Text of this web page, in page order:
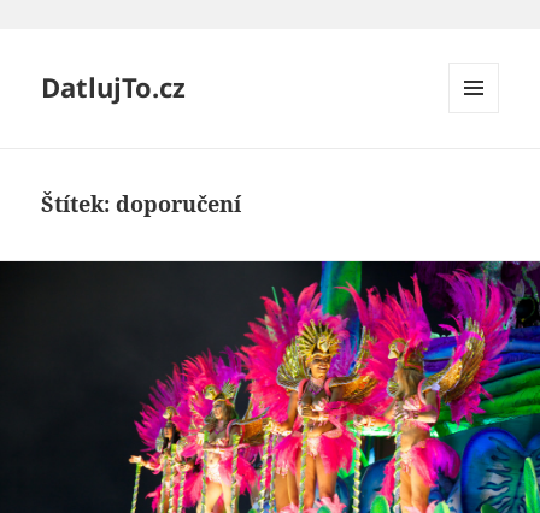
DatlujTo.cz
Štítek:doporučení